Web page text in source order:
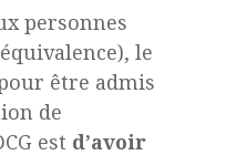
personnes
le
être admis
de
est d’avoir